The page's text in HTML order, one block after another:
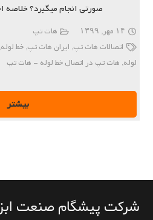
صورتی انجام میگیرد؟
۱۴ مهر, ۱۳۹۹
هات تپ
اتصالات هات تپ, ایران هات تپ,خط لوله,
لوله, هات تپ در اتصال خط لوله - هات تپ
بیشتر
شرکت پیشگام صنعت